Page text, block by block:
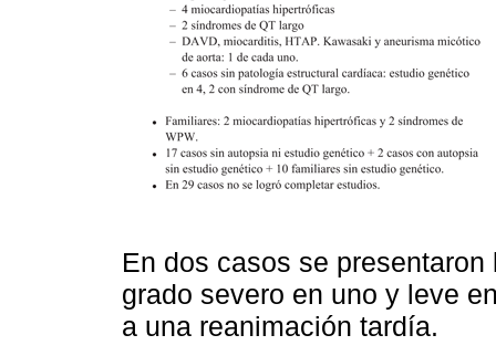
En dos casos se
grado severo en uno y leve
a una reanimación tardía.